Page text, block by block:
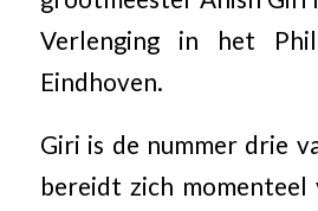
Verlenging in het
Eindhoven.
Giri is de nummer drie
bereidt zich